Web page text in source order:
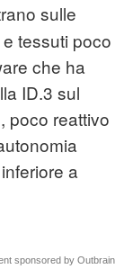
sulle
tessuti poco
che ha
ID.3 sul
poco reattivo
a
sponsored by Outbrain